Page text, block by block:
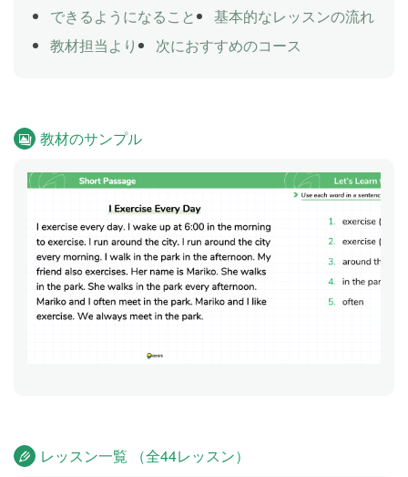
できるようになること
基本的なレッスンの流れ
教材担当より
次におすすめのコース
教材のサンプル
レッスン一覧 （全44レッスン）